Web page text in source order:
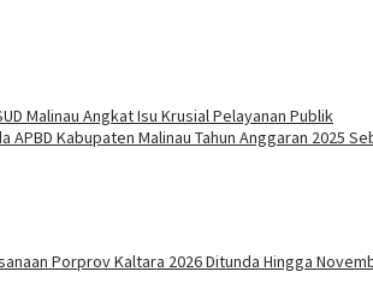
Malinau Angkat Isu Krusial Pelayanan Publik
APBD Kabupaten Malinau Tahun Anggaran 2025
Porprov Kaltara 2026 Ditunda Hingga